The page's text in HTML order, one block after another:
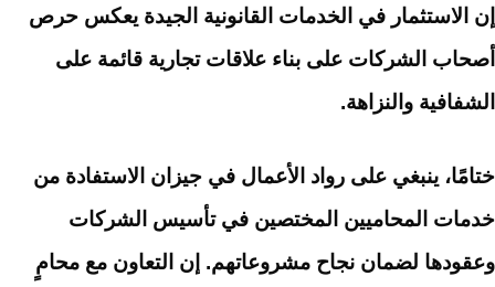
إن الاستثمار في الخدمات القانونية الجيدة يعكس حرص
أصحاب الشركات على بناء علاقات تجارية قائمة على
الشفافية والنزاهة.
ختامًا، ينبغي على رواد الأعمال في جيزان الاستفادة من
خدمات المحاميين المختصين في تأسيس الشركات
وعقودها لضمان نجاح مشروعاتهم. إن التعاون مع محامٍ